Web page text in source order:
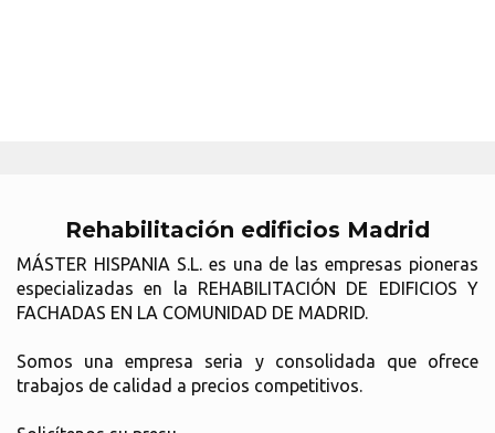
Rehabilitación edificios Madrid
MÁSTER HISPANIA S.L. es una de las empresas pioneras
especializadas en la REHABILITACIÓN DE EDIFICIOS Y
FACHADAS EN LA COMUNIDAD DE MADRID.
Somos una empresa seria y consolidada que ofrece
trabajos de calidad a precios competitivos.